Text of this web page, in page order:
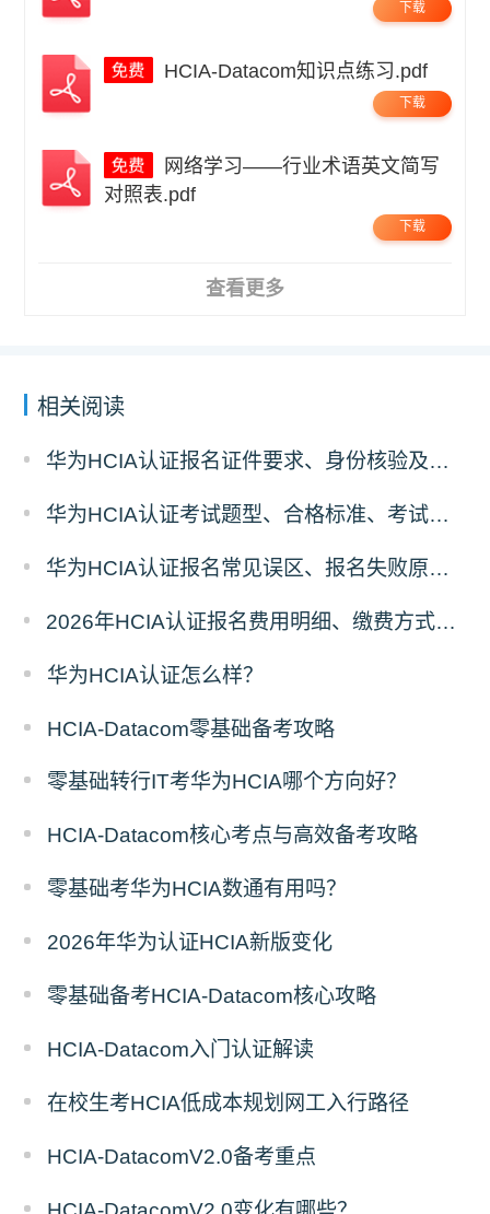
下载
HCIA-Datacom知识点练习.pdf
下载
对照表.pdf
下载
查看更多
相关阅读
华为HCIA认证报名证件要求、身份核验及考场入场规则
华为HCIA认证考试题型、合格标准、考试时长报名前置须知
华为HCIA认证报名常见误区、报名失败原因及解决方案汇总
2026年HCIA认证报名费用明细、缴费方式及省钱攻略
华为HCIA认证怎么样？
HCIA-Datacom零基础备考攻略
零基础转行IT考华为HCIA哪个方向好？
HCIA-Datacom核心考点与高效备考攻略
零基础考华为HCIA数通有用吗？
2026年华为认证HCIA新版变化
零基础备考HCIA-Datacom核心攻略
HCIA-Datacom入门认证解读
在校生考HCIA低成本规划网工入行路径
HCIA‑DatacomV2.0备考重点